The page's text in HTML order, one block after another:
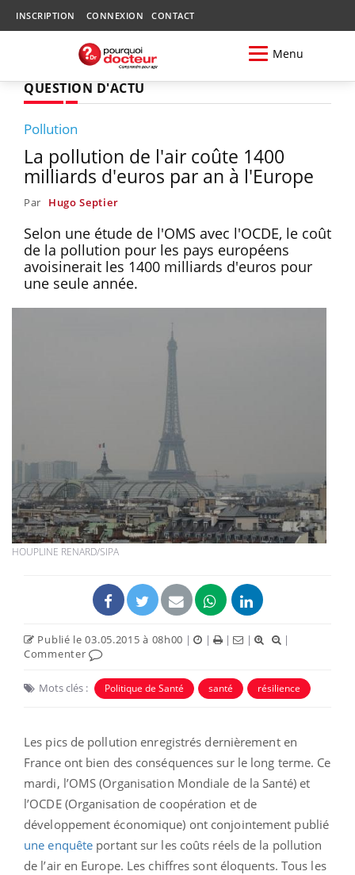
INSCRIPTION CONNEXION CONTACT
Menu
QUESTION D'ACTU
Pollution
La pollution de l'air coûte 1400
milliards d'euros par an à l'Europe
Par Hugo Septier
Selon une étude de l'OMS avec l'OCDE, le coût
de la pollution pour les pays européens
avoisinerait les 1400 milliards d'euros pour
une seule année.
HOUPLINE RENARD/SIPA
Publié le 03.05.2015 à 08h00 | | | |
|
Commenter
Mots clés : Politique de Santé santé résilience
Les pics de pollution enregistrés dernièrement en
France ont bien des conséquences sur le long terme. Ce
mardi, l’OMS (Organisation Mondiale de la Santé) et
l’OCDE (Organisation de coopération et de
développement économique) ont conjointement publié
une enquête portant sur les coûts réels de la pollution
de l’air en Europe. Les chiffres sont éloquents. Tous les